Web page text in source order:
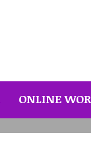
ONLINE
- Minden